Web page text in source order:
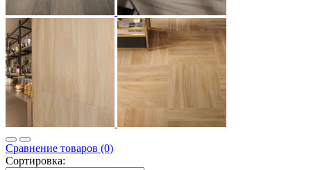
Сравнение товаров (0)
Сортировка: